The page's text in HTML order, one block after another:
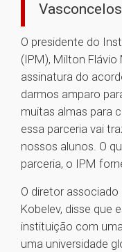
O presidente do
(IPM), Milton
assinatura do
darmos amparo
muitas almas para
essa parceria vai
nossos alunos. O
parceria, o IPM
O diretor associado
Kobelev, disse que
instituição com
uma universidade